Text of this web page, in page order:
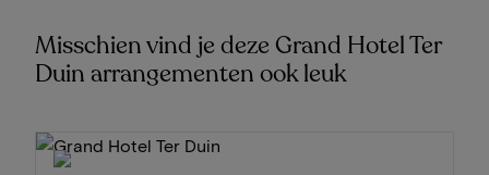
Misschien vind je deze Grand Hotel Ter
Duin arrangementen ook leuk